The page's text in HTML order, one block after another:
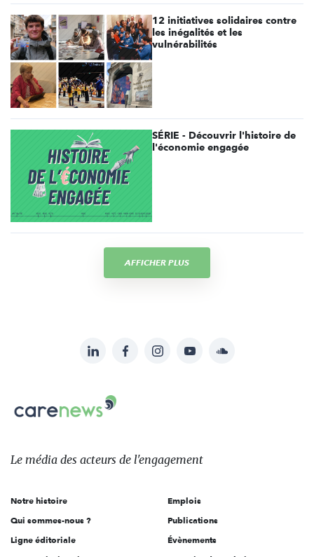
12 initiatives solidaires contre
les inégalités et les
vulnérabilités
SÉRIE - Découvrir l'histoire de
l'économie engagée
AFFICHER PLUS
sur:
LinkedInFacebookInstagramYouTubeSoundcloud
Carenews,
Le
des
l'engagement
Le média des acteurs de l'engagement
Notre histoire
Qui sommes-nous ?
Ligne éditoriale
Emplois
Publications
Évènements